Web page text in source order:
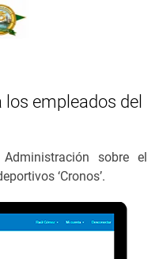
empleados del
sobre el
‘Cronos’.